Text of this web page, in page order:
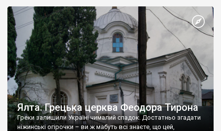
Ялта. Грецька церква Феодора Тирона
Греки залишили Україні чималий спадок. Достатньо згадати
ніжинські огірочки – ви ж мабуть всі знаєте, що цей,